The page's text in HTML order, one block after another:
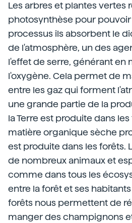
Les arbres et plantes vertes
photosynthèse pour
processus ils absorbent le
de l'atmosphère, un des
l'effet de serre, générant en
l'oxygène. Cela permet de
entre les gaz qui forment
une grande partie de la
la Terre est produite dans les
matière organique sèche
est produite dans les forêts.
de nombreux animaux et
comme dans tous les
entre la forêt et ses
forêts nous permettent de
manger des champignons